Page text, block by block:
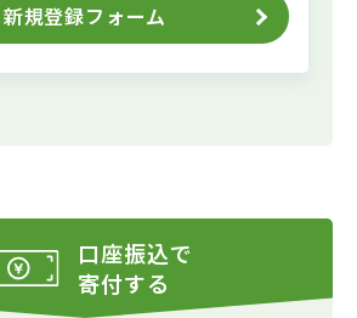
新規登録フォーム
口座振込で
寄付する